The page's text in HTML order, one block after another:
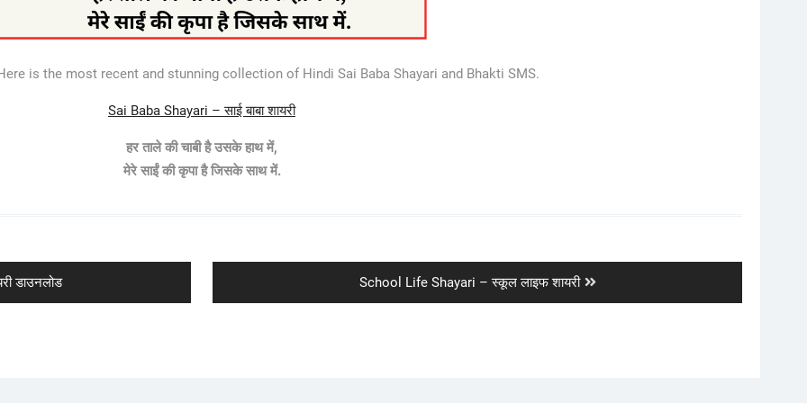
is the most recent and stunning collection of Hindi Sai Baba Shayari and Bhakti SMS.
Sai Baba Shayari – साई बाबा शायरी
हर ताले की चाबी है उसके हाथ में,
मेरे साईं की कृपा है जिसके साथ में.
डाउनलोड
Next
post:
School Life Shayari – स्कूल लाइफ शायरी